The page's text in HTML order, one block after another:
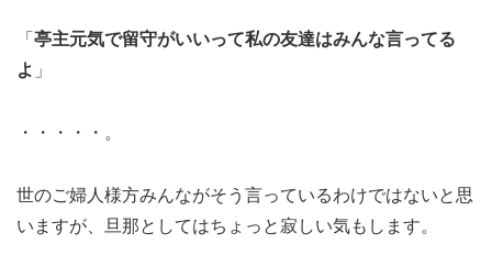
「 亭主元気で留守がいいって私の友達はみんな言ってる
よ 」
・・・・・。
世のご婦人様方みんながそう言っているわけではないと思
いますが、旦那としてはちょっと寂しい気もします。